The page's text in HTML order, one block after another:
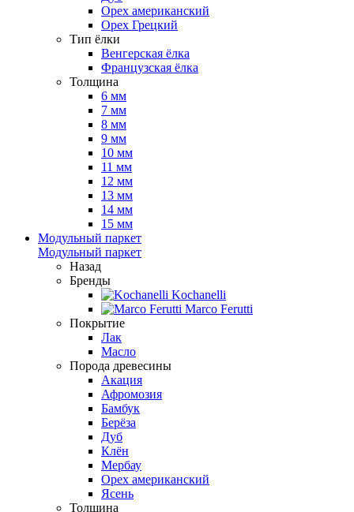
Орех американский
Орех Грецкий
Тип ёлки
Венгерская ёлка
Французская ёлка
Толщина
6 мм
7 мм
8 мм
9 мм
10 мм
11 мм
12 мм
13 мм
14 мм
15 мм
Модульный паркет
Модульный паркет
Назад
Бренды
Kochanelli
Marco Ferutti
Покрытие
Лак
Масло
Порода древесины
Акация
Афромозия
Бамбук
Берёза
Дуб
Клён
Мербау
Орех американский
Ясень
Толщина